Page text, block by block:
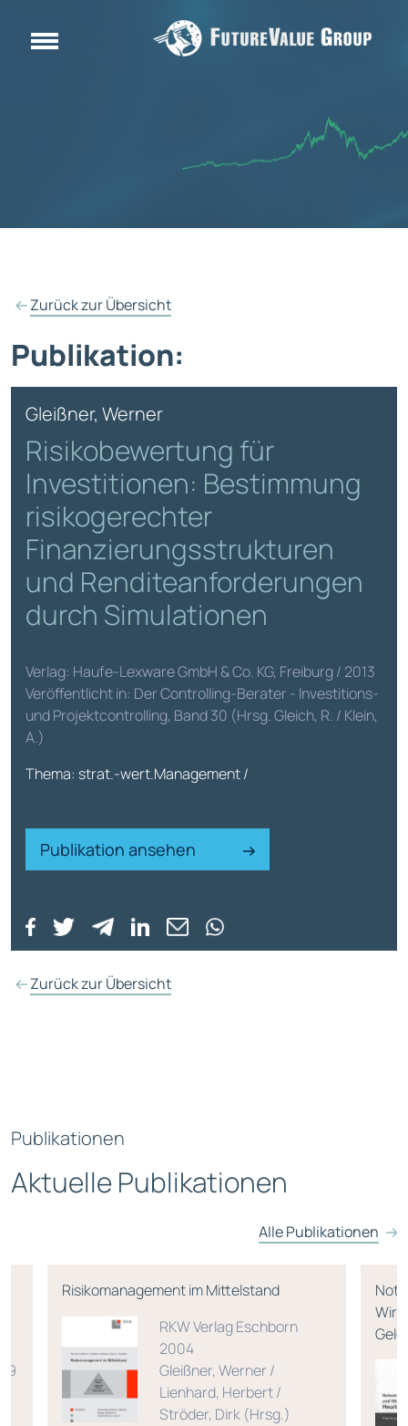
Zurück zur Übersicht
Publikation:
Gleißner, Werner
Risikobewertung für
Investitionen: Bestimmung
risikogerechter
Finanzierungsstrukturen
und Renditeanforderungen
durch Simulationen
Verlag: Haufe-Lexware GmbH & Co. KG, Freiburg / 2013
Veröffentlicht in: Der Controlling-Berater - Investitions-
und Projektcontrolling, Band 30 (Hrsg. Gleich, R. / Klein,
A.)
Thema: strat.-wert.Management /
Publikation ansehen
Zurück zur Übersicht
Publikationen
Aktuelle Publikationen
Alle Publikationen
Risikomanagement im Mittelstand
RKW Verlag Eschborn
2004
Gleißner, Werner /
Lienhard, Herbert /
Ströder, Dirk (Hrsg.)